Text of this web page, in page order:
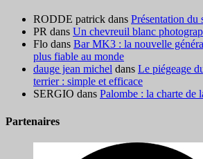
RODDE patrick dans Présentation du
PR dans Un chevreuil blanc
Flo dans Bar MK3 : la nouvelle
plus fiable au monde
dauge jean michel dans Le piégeage
terrier : simple et efficace
SERGIO dans Palombe : la charte de
Partenaires